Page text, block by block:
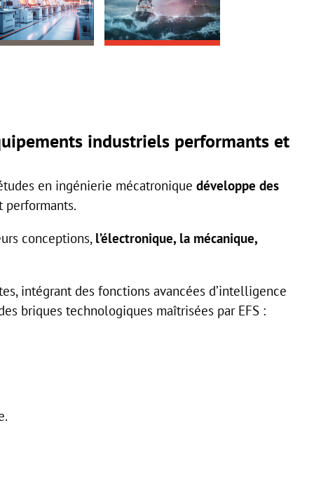
industriels performants et
en ingénierie mécatronique développe des
performants.
conceptions, l’électronique, la mécanique,
intégrant des fonctions avancées d’intelligence
briques technologiques maîtrisées par EFS :